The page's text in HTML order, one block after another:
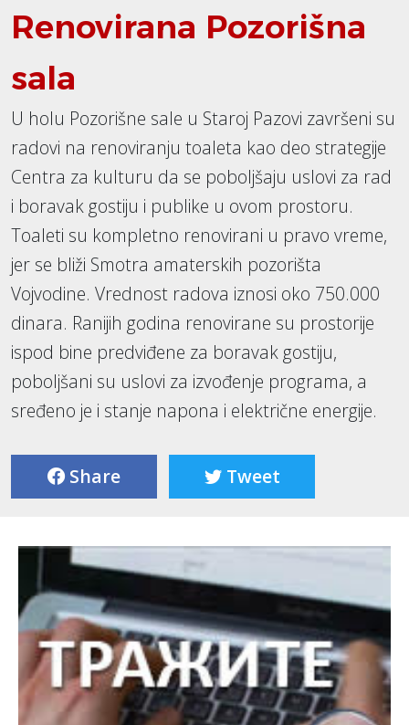
Renovirana Pozorišna
sala
U holu Pozorišne sale u Staroj Pazovi završeni su
radovi na renoviranju toaleta kao deo strategije
Centra za kulturu da se poboljšaju uslovi za rad
i boravak gostiju i publike u ovom prostoru.
Toaleti su kompletno renovirani u pravo vreme,
jer se bliži Smotra amaterskih pozorišta
Vojvodine. Vrednost radova iznosi oko 750.000
dinara. Ranijih godina renovirane su prostorije
ispod bine predviđene za boravak gostiju,
poboljšani su uslovi za izvođenje programa, a
sređeno je i stanje napona i električne energije.
Share Tweet